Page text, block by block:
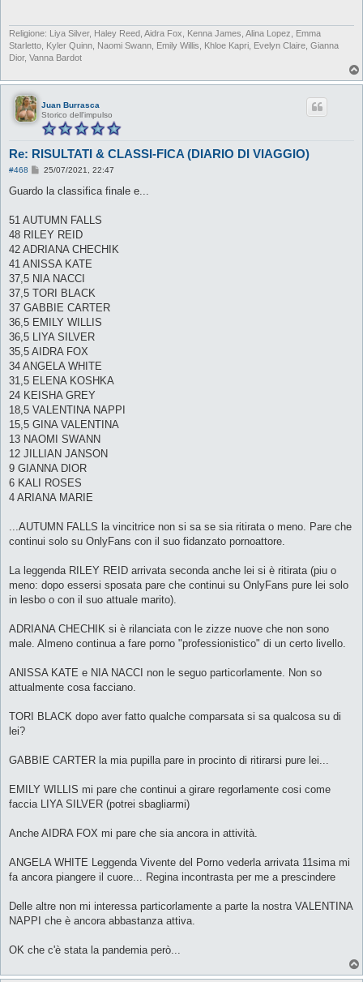
i
o
Religione: Liya Silver, Haley Reed, Aidra Fox, Kenna James, Alina Lopez, Emma
Starletto, Kyler Quinn, Naomi Swann, Emily Willis, Khloe Kapri, Evelyn Claire, Gianna
Dior, Vanna Bardot
Juan Burrasca
Storico dell'impulso
Re: RISULTATI & CLASSI-FICA (DIARIO DI VIAGGIO)
#468
M
s
g
i
o
25/07/2021, 22:47
Guardo la classifica finale e...
51 AUTUMN FALLS
48 RILEY REID
42 ADRIANA CHECHIK
41 ANISSA KATE
37,5 NIA NACCI
37,5 TORI BLACK
37 GABBIE CARTER
36,5 EMILY WILLIS
36,5 LIYA SILVER
35,5 AIDRA FOX
34 ANGELA WHITE
31,5 ELENA KOSHKA
24 KEISHA GREY
18,5 VALENTINA NAPPI
15,5 GINA VALENTINA
13 NAOMI SWANN
12 JILLIAN JANSON
9 GIANNA DIOR
6 KALI ROSES
4 ARIANA MARIE
...AUTUMN FALLS la vincitrice non si sa se sia ritirata o meno. Pare che
continui solo su OnlyFans con il suo fidanzato pornoattore.
La leggenda RILEY REID arrivata seconda anche lei si è ritirata (piu o
meno: dopo essersi sposata pare che continui su OnlyFans pure lei solo
in lesbo o con il suo attuale marito).
ADRIANA CHECHIK si è rilanciata con le zizze nuove che non sono
male. Almeno continua a fare porno "professionistico" di un certo livello.
ANISSA KATE e NIA NACCI non le seguo particorlamente. Non so
attualmente cosa facciano.
TORI BLACK dopo aver fatto qualche comparsata si sa qualcosa su di
lei?
GABBIE CARTER la mia pupilla pare in procinto di ritirarsi pure lei...
EMILY WILLIS mi pare che continui a girare regorlamente cosi come
faccia LIYA SILVER (potrei sbagliarmi)
Anche AIDRA FOX mi pare che sia ancora in attività.
ANGELA WHITE Leggenda Vivente del Porno vederla arrivata 11sima mi
fa ancora piangere il cuore... Regina incontrasta per me a prescindere
Delle altre non mi interessa particorlamente a parte la nostra VALENTINA
NAPPI che è ancora abbastanza attiva.
OK che c'è stata la pandemia però...